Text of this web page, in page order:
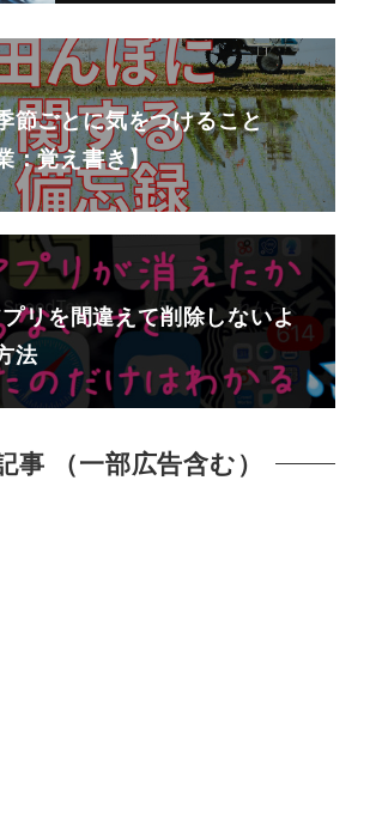
節ごとに気をつけること
：覚え書き】
リを間違えて削除しないよ
法
事 （一部広告含む）